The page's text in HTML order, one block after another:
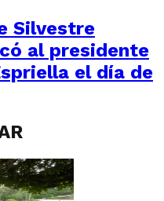
Silvestre
al presidente
el día de